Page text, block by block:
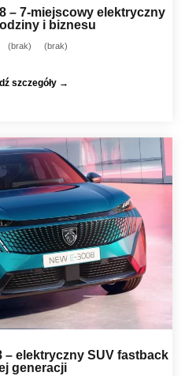
– 7-miejscowy elektryczny
i biznesu
(brak) (brak)
szczegóły →
– elektryczny SUV fastback
generacji